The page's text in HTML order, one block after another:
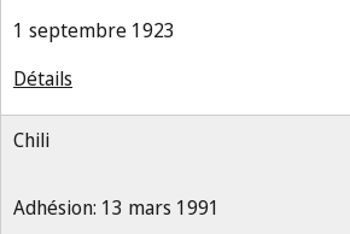
1 septembre 1923
Détails
Chili
Adhésion: 13 mars 1991